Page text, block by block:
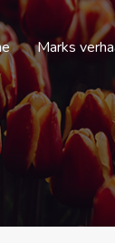
Marks